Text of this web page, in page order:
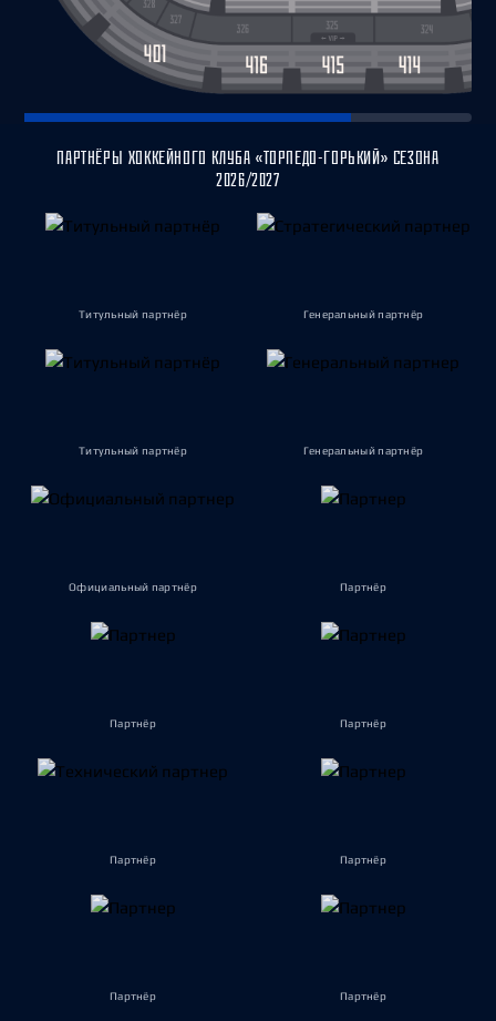
ПАРТНЁРЫ ХОККЕЙНОГО КЛУБА «ТОРПЕДО-ГОРЬКИЙ» СЕЗОНА
2026/2027
Титульный партнёр Генеральный партнёр
Титульный партнёр Генеральный партнёр
Официальный партнёр Партнёр
Партнёр Партнёр
Партнёр Партнёр
Партнёр Партнёр